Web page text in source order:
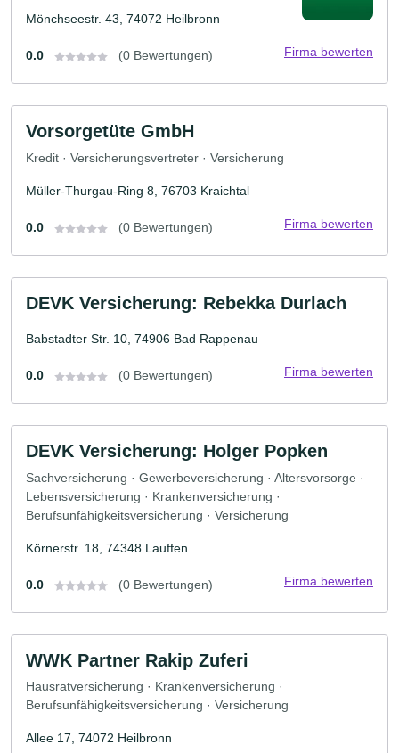
Mönchseestr. 43, 74072 Heilbronn
0.0 (0 Bewertungen) Firma bewerten
Vorsorgetüte GmbH
Kredit · Versicherungsvertreter · Versicherung
Müller-Thurgau-Ring 8, 76703 Kraichtal
0.0 (0 Bewertungen) Firma bewerten
DEVK Versicherung: Rebekka Durlach
Babstadter Str. 10, 74906 Bad Rappenau
0.0 (0 Bewertungen) Firma bewerten
DEVK Versicherung: Holger Popken
Sachversicherung · Gewerbeversicherung · Altersvorsorge ·
Lebensversicherung · Krankenversicherung ·
Berufsunfähigkeitsversicherung · Versicherung
Körnerstr. 18, 74348 Lauffen
0.0 (0 Bewertungen) Firma bewerten
WWK Partner Rakip Zuferi
Hausratversicherung · Krankenversicherung ·
Berufsunfähigkeitsversicherung · Versicherung
Allee 17, 74072 Heilbronn